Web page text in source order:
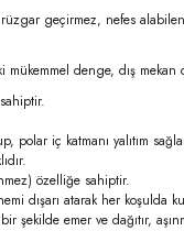
geçirmez, nefes
mükemmel denge, dış
polar iç katmanı yalıtım
özelliğe sahiptir.
dışarı atarak her koşulda
şekilde emer ve dağıtır,